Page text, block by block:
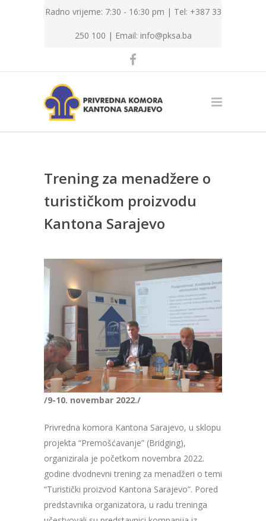
Radno vrijeme: 7:30 - 16:30 pm | Tel: +387 33
250 100 | Email: info@pksa.ba
Trening za menadžere o
turističkom proizvodu
Kantona Sarajevo
/9-10. novembar 2022./
Privredna komora Kantona Sarajevo, u sklopu
projekta “Premošćavanje” (Bridging),
organizirala je početkom novembra 2022.
godine dvodnevni trening za menadžeri o temi
“Turistički proizvod Kantona Sarajevo”. Pored
predstavnika organizatora, u radu treninga